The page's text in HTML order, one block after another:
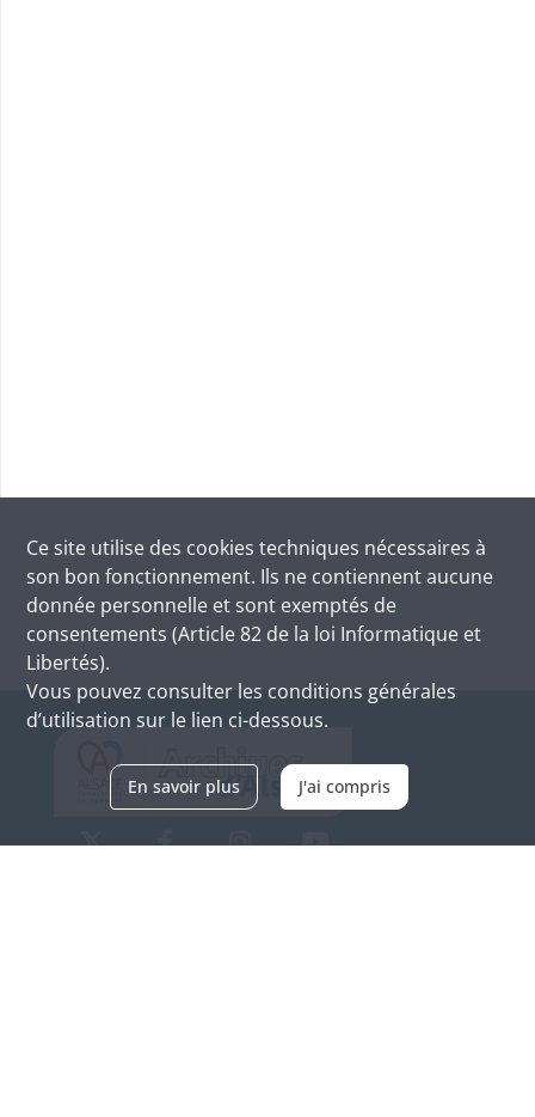
Ce site utilise des cookies techniques nécessaires à
son bon fonctionnement. Ils ne contiennent aucune
donnée personnelle et sont exemptés de
consentements (Article 82 de la loi Informatique et
Libertés).
Vous pouvez consulter les conditions générales
d’utilisation sur le lien ci-dessous.
En savoir plus J'ai compris